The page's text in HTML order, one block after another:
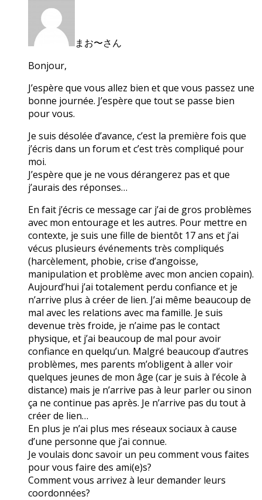
まお〜さん
Bonjour,
J’espère que vous allez bien et que vous passez une
bonne journée. J’espère que tout se passe bien
pour vous.
Je suis désolée d’avance, c’est la première fois que
j’écris dans un forum et c’est très compliqué pour
moi.
J’espère que je ne vous dérangerez pas et que
j’aurais des réponses…
En fait j’écris ce message car j’ai de gros problèmes
avec mon entourage et les autres. Pour mettre en
contexte, je suis une fille de bientôt 17 ans et j’ai
vécus plusieurs événements très compliqués
(harcèlement, phobie, crise d’angoisse,
manipulation et problème avec mon ancien copain).
Aujourd’hui j’ai totalement perdu confiance et je
n’arrive plus à créer de lien. J’ai même beaucoup de
mal avec les relations avec ma famille. Je suis
devenue très froide, je n’aime pas le contact
physique, et j’ai beaucoup de mal pour avoir
confiance en quelqu’un. Malgré beaucoup d’autres
problèmes, mes parents m’obligent à aller voir
quelques jeunes de mon âge (car je suis à l’école à
distance) mais je n’arrive pas à leur parler ou sinon
ça ne continue pas après. Je n’arrive pas du tout à
créer de lien…
En plus je n’ai plus mes réseaux sociaux à cause
d’une personne que j’ai connue.
Je voulais donc savoir un peu comment vous faites
pour vous faire des ami(e)s?
Comment vous arrivez à leur demander leurs
coordonnées?